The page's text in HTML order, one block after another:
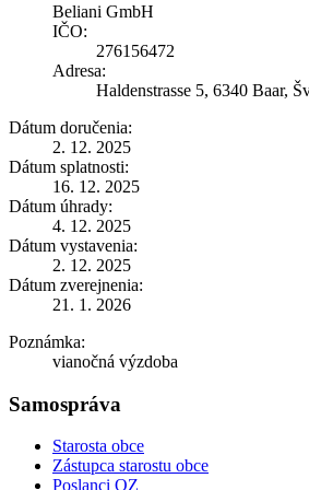
Beliani GmbH
IČO:
276156472
Adresa:
Haldenstrasse 5, 6340 Baar,
Dátum doručenia:
2. 12. 2025
Dátum splatnosti:
16. 12. 2025
Dátum úhrady:
4. 12. 2025
Dátum vystavenia:
2. 12. 2025
Dátum zverejnenia:
21. 1. 2026
Poznámka:
vianočná výzdoba
Samospráva
Starosta obce
Zástupca starostu obce
Poslanci OZ